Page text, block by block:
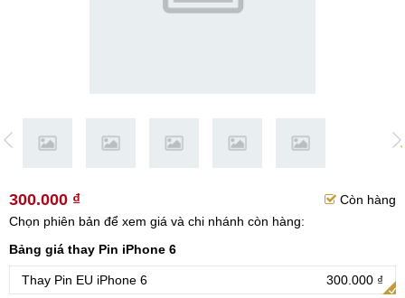
300.000 ₫
Còn hàng
Chọn phiên bản để xem giá và chi nhánh còn hàng:
Bảng giá thay Pin iPhone 6
Thay Pin EU iPhone 6 300.000 ₫